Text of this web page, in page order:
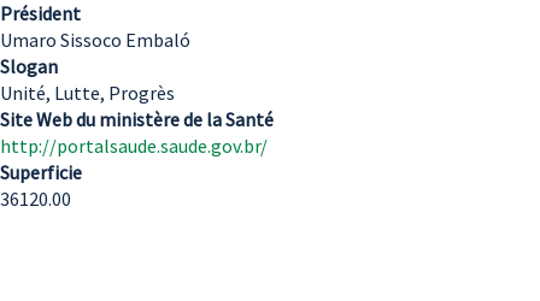
Président
Umaro Sissoco Embaló
Slogan
Unité, Lutte, Progrès
Site Web du ministère de la Santé
http://portalsaude.saude.gov.br/
Superficie
36120.00